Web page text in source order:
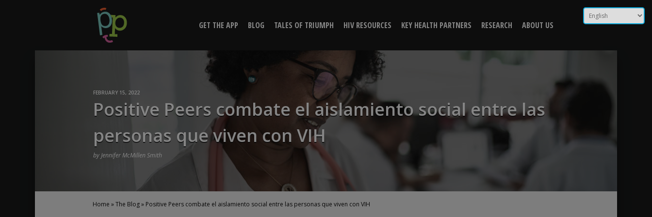
Positive Peers combate el aislamiento social entre las
GET THE APP BLOG TALES OF TRIUMPH HIV RESOURCES KEY HEALTH PARTNERS RESEARCH ABOUT US
FEBRUARY 15, 2022
Positive Peers combate el aislamiento social entre las
personas que viven con VIH
byJennifer McMillen Smith
Home »The Blog» Positive Peers combate el aislamiento social entre las personas que viven con VIH